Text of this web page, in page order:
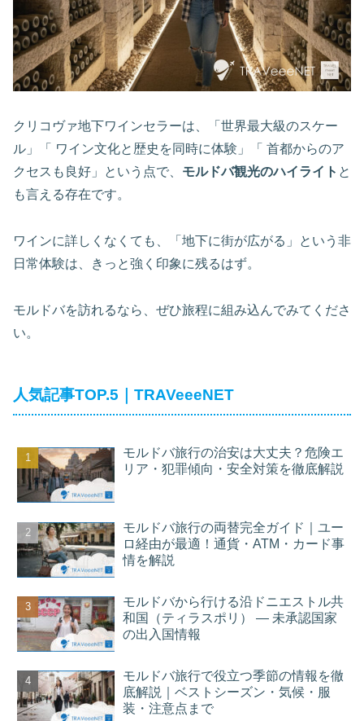
クリコヴァ地下ワインセラーは、「世界最大級のスケー
ル」「 ワイン文化と歴史を同時に体験」「 首都からのア
クセスも良好」という点で、 モルドバ観光のハイライト と
も言える存在です。
ワインに詳しくなくても、「地下に街が広がる」という非
日常体験は、きっと強く印象に残るはず。
モルドバを訪れるなら、ぜひ旅程に組み込んでみてくださ
い。
人気記事TOP.5｜TRAVeeeNET
モルドバ旅行の治安は大丈夫？危険エ
リア・犯罪傾向・安全対策を徹底解説
モルドバ旅行の両替完全ガイド｜ユー
ロ経由が最適！通貨・ATM・カード事
情を解説
モルドバから行ける沿ドニエストル共
和国（ティラスポリ） — 未承認国家
の出入国情報
モルドバ旅行で役立つ季節の情報を徹
底解説｜ベストシーズン・気候・服
装・注意点まで